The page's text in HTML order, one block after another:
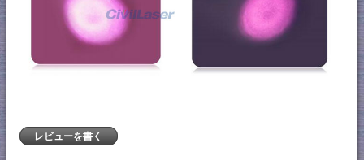
レビューを書く